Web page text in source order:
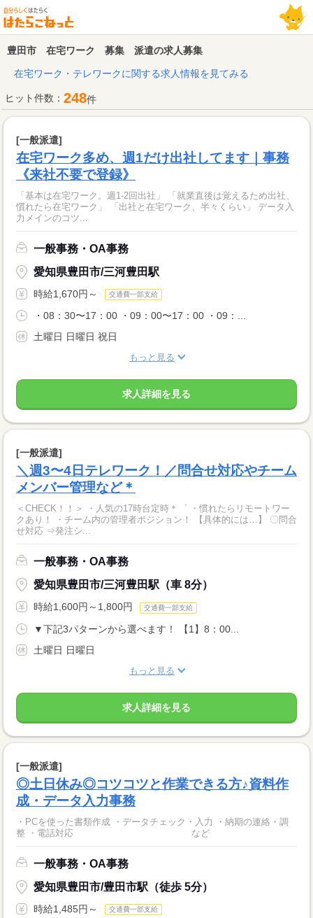
豊田市 在宅ワーク 募集 派遣の求人募集
在宅ワーク・テレワークに関する求人情報を見てみる
ヒット件数： 248件
[一般派遣]
在宅ワーク多め、週1だけ出社してます｜事務
《来社不要で登録》
「基本は在宅ワーク。週1-2回出社」 「就業直後は覚えるため出社、
慣れたら在宅ワーク」 「出社と在宅ワーク、半々くらい」 データ入
力メインのコツ...
一般事務・OA事務
愛知県豊田市/三河豊田駅
時給1,670円～ 交通費一部支給
・08：30〜17：00 ・09：00〜17：00 ・09：...
土曜日 日曜日 祝日
もっと見る
求人詳細を見る
[一般派遣]
＼週3〜4日テレワーク！／問合せ対応やチーム
メンバー管理など＊
＜CHECK！！＞ ・人気の17時台定時＊゜ ・慣れたらリモートワー
クあり！ ・チーム内の管理者ポジション！ 【具体的には…】 〇問合
せ対応 ⇒発注シ...
一般事務・OA事務
愛知県豊田市/三河豊田駅（車 8分）
時給1,600円～1,800円 交通費一部支給
▼下記3パターンから選べます！ 【1】8：00...
土曜日 日曜日
もっと見る
求人詳細を見る
[一般派遣]
◎土日休み◎コツコツと作業できる方♪資料作
成・データ入力事務
・PCを使った書類作成 ・データチェック・入力 ・納期の連絡・調
整 ・電話対応 など
一般事務・OA事務
愛知県豊田市/豊田市駅（徒歩 5分）
時給1,485円～ 交通費一部支給